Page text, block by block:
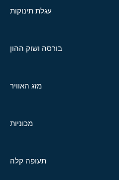
עגלת תינוקות
בורסה ושוק ההון
מזג האוויר
מכוניות
תעופה קלה